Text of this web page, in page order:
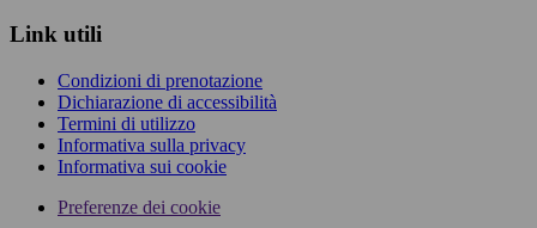
Link utili
Condizioni di prenotazione
Dichiarazione di accessibilità
Termini di utilizzo
Informativa sulla privacy
Informativa sui cookie
Preferenze dei cookie